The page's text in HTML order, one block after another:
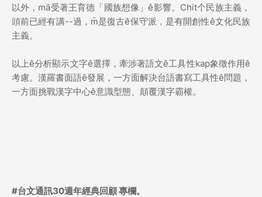
以外，mā受著王育德「國族想像」ê影響。Chit个民族主義，
頭前已經有講--過，m̄是復古ê保守派，是有開創性ê文化民族
主義。
以上ê分析顯示文字ê選擇，牽涉著語文ê工具性kap象徵作用ê
考慮。漢羅書面語ê發展，一方面解決台語書寫工具性ê問題，
一方面挑戰漢字中心ê意識型態、顛覆漢字霸權。
#台文通訊30週年經典回顧 專欄。